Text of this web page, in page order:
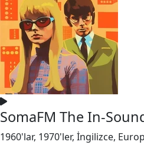
SomaFM The In-
1960'lar, 1970'ler, İngilizce,